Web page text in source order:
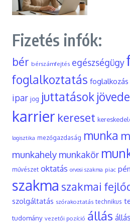
Fizetés infók:
bér bérszámfejtés egészségügy
foglalkoztatás foglalkozás
ipar jog juttatások
karrier kereset
logisztika mezőgazdaság munka
munkahely munkakör
művészet oktatás orvosi szakma piac
szakma szakmai
szolgáltatás szórakoztatás technikus
tudomány vezetői pozíció állás